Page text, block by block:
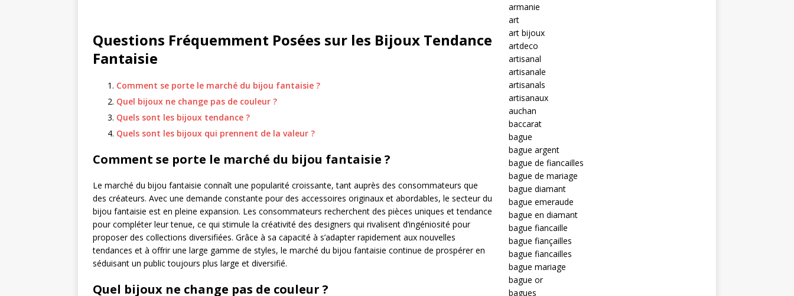
Questions Fréquemment Posées sur les Bijoux Tendance
Fantaisie
Comment se porte le marché du bijou fantaisie ?
Quel bijoux ne change pas de couleur ?
Quels sont les bijoux tendance ?
Quels sont les bijoux qui prennent de la valeur ?
Comment se porte le marché du bijou fantaisie ?
Le marché du bijou fantaisie connaît une popularité croissante, tant auprès des consommateurs que
des créateurs. Avec une demande constante pour des accessoires originaux et abordables, le secteur du
bijou fantaisie est en pleine expansion. Les consommateurs recherchent des pièces uniques et tendance
pour compléter leur tenue, ce qui stimule la créativité des designers qui rivalisent d’ingéniosité pour
proposer des collections diversifiées. Grâce à sa capacité à s’adapter rapidement aux nouvelles
tendances et à offrir une large gamme de styles, le marché du bijou fantaisie continue de prospérer en
séduisant un public toujours plus large et diversifié.
Quel bijoux ne change pas de couleur ?
armanie
art
art bijoux
artdeco
artisanal
artisanale
artisanals
artisanaux
auchan
baccarat
bague
bague argent
bague de fiancailles
bague de mariage
bague diamant
bague emeraude
bague en diamant
bague fiancaille
bague fiançailles
bague fiancailles
bague mariage
bague or
bagues